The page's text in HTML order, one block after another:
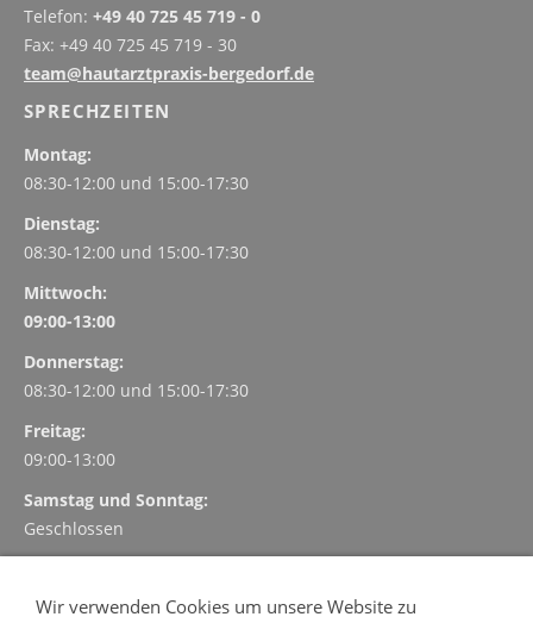
Telefon: +49 40 725 45 719 - 0
Fax: +49 40 725 45 719 - 30
team@hautarztpraxis-bergedorf.de
SPRECHZEITEN
Montag:
08:30-12:00 und 15:00-17:30
Dienstag:
08:30-12:00 und 15:00-17:30
Mittwoch:
09:00-13:00
Donnerstag:
08:30-12:00 und 15:00-17:30
Freitag:
09:00-13:00
Samstag und Sonntag:
Geschlossen
Vereinbaren und verwalten Sie Ihre Termin einfach, schnell
Wir verwenden Cookies um unsere Website zu